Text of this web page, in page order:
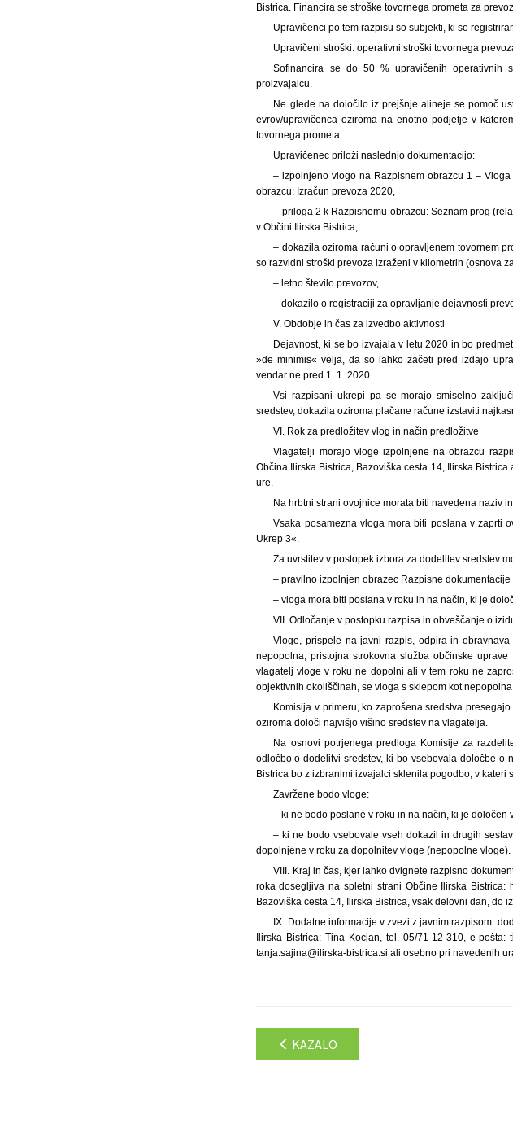
Bistrica. Financira se stroške tovornega prometa za
Upravičenci po tem razpisu so subjekti, ki so
Upravičeni stroški: operativni stroški tovornega
Sofinancira se do 50 % upravičenih operativnih
proizvajalcu.
Ne glede na določilo iz prejšnje alineje se pomoč
evrov/upravičenca oziroma na enotno podjetje v
tovornega prometa.
Upravičenec priloži naslednjo dokumentacijo:
– izpolnjeno vlogo na Razpisnem obrazcu 1 –
obrazcu: Izračun prevoza 2020,
– priloga 2 k Razpisnemu obrazcu: Seznam prog
v Občini Ilirska Bistrica,
– dokazila oziroma računi o opravljenem tovornem
so razvidni stroški prevoza izraženi v kilometrih (osnova
– letno število prevozov,
– dokazilo o registraciji za opravljanje dejavnosti
V. Obdobje in čas za izvedbo aktivnosti
Dejavnost, ki se bo izvajala v letu 2020 in bo
»de minimis« velja, da so lahko začeti pred izdajo
vendar ne pred 1. 1. 2020.
Vsi razpisani ukrepi pa se morajo smiselno
sredstev, dokazila oziroma plačane račune izstaviti
VI. Rok za predložitev vlog in način predložitve
Vlagatelji morajo vloge izpolnjene na obrazcu
Občina Ilirska Bistrica, Bazoviška cesta 14, Ilirska
ure.
Na hrbtni strani ovojnice morata biti navedena naziv
Vsaka posamezna vloga mora biti poslana v zaprti
Ukrep 3«.
Za uvrstitev v postopek izbora za dodelitev sredstev
– pravilno izpolnjen obrazec Razpisne
– vloga mora biti poslana v roku in na način, ki je
VII. Odločanje v postopku razpisa in obveščanje o
Vloge, prispele na javni razpis, odpira in
nepopolna, pristojna strokovna služba občinske
vlagatelj vloge v roku ne dopolni ali v tem roku ne
objektivnih okoliščinah, se vloga s sklepom kot
Komisija v primeru, ko zaprošena sredstva
oziroma določi najvišjo višino sredstev na vlagatelja.
Na osnovi potrjenega predloga Komisije za
odločbo o dodelitvi sredstev, ki bo vsebovala določbe o
Bistrica bo z izbranimi izvajalci sklenila pogodbo, v
Zavržene bodo vloge:
– ki ne bodo poslane v roku in na način, ki je določen
– ki ne bodo vsebovale vseh dokazil in drugih
dopolnjene v roku za dopolnitev vloge (nepopolne vloge).
VIII. Kraj in čas, kjer lahko dvignete razpisno
roka dosegljiva na spletni strani Občine Ilirska Bistrica:
Bazoviška cesta 14, Ilirska Bistrica, vsak delovni dan, do
IX. Dodatne informacije v zvezi z javnim razpisom:
Ilirska Bistrica: Tina Kocjan, tel. 05/71-12-310, e-
tanja.sajina@ilirska-bistrica.si ali osebno pri navedenih
KAZALO